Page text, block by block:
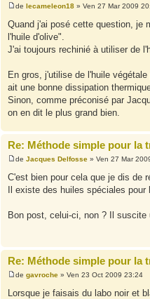
de lecameleon18» Ven 27 Mar 2009
Quand j'ai posé cette question, je
l'huile d'olive".
J'ai toujours rechinié à utiliser de
En gros, j'utilise de l'huile
ait une bonne dissipation
Sinon, comme préconisé par
on en dit le plus grand bien.
Re: Méthode simple pour la
de Jacques Delfosse» Ven 27 Mar
C'est bien pour cela que je dis de
Il existe des huiles spéciales pour
Bon post, celui-ci, non ? Il
Re: Méthode simple pour la
de gavroche» Ven 23 Oct 2009 23:24
Lorsque je faisais du labo noir et